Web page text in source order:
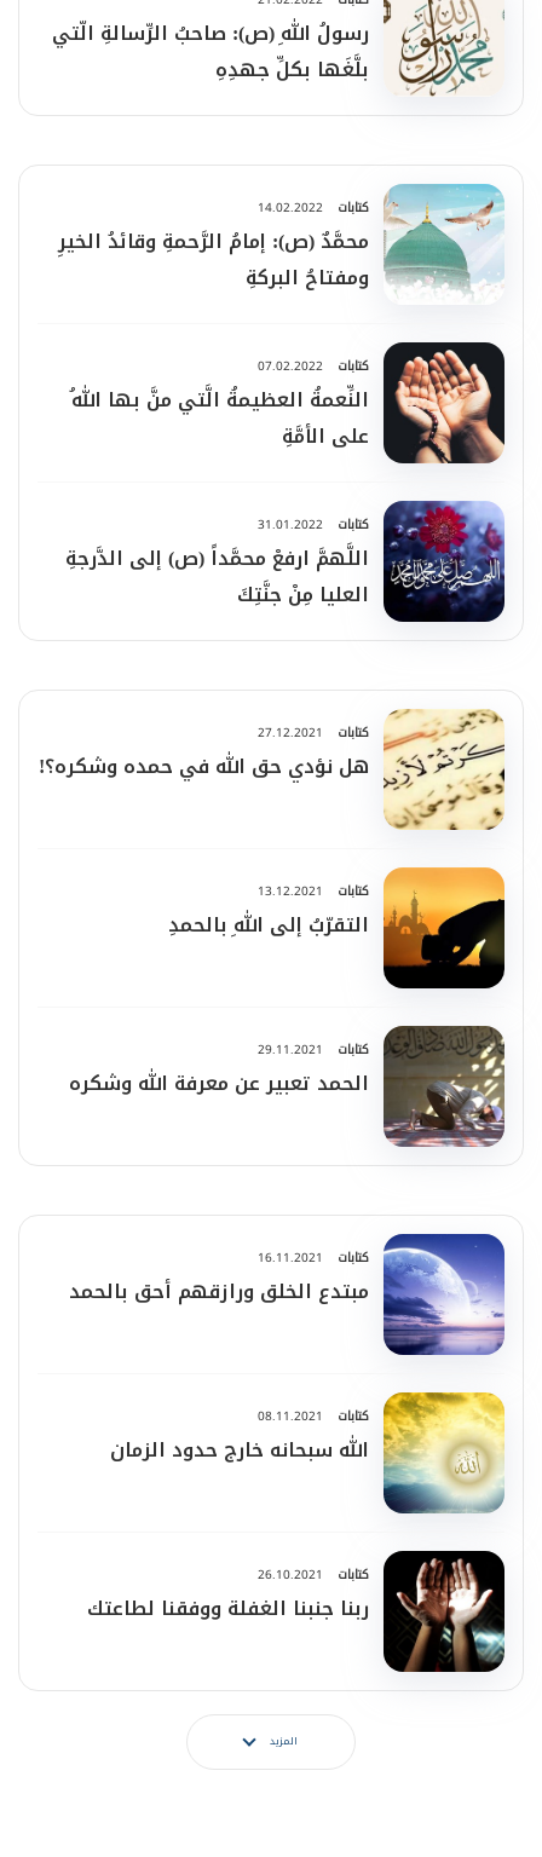
رسولُ اللهِ (ص): صاحبُ الرِّسالةِ الّتي
بلَّغَها بكلِّ جهدِهِ
كتابات 14.02.2022
محمَّدٌ (ص): إمامُ الرَّحمةِ وقائدُ الخيرِ
ومفتاحُ البركةِ
كتابات 07.02.2022
النِّعمةُ العظيمةُ الَّتي منَّ بها اللهُ
على الأمَّةِ
كتابات 31.01.2022
اللَّهمَّ ارفعْ محمَّداً (ص) إلى الدَّرجةِ
العليا مِنْ جنَّتِكَ
كتابات 27.12.2021
هل نؤدي حق الله في حمده وشكره؟!
كتابات 13.12.2021
التقرّبُ إلى اللهِ بالحمدِ
كتابات 29.11.2021
الحمد تعبير عن معرفة الله وشكره
كتابات 16.11.2021
مبتدع الخلق ورازقهم أحق بالحمد
كتابات 08.11.2021
الله سبحانه خارج حدود الزمان
كتابات 26.10.2021
ربنا جنبنا الغفلة ووفقنا لطاعتك
المزيد